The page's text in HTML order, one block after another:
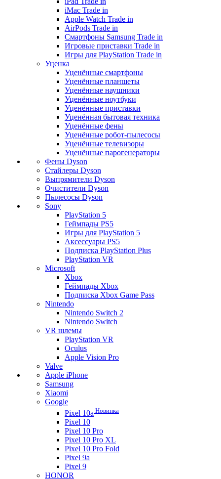
iMac Trade in
Apple Watch Trade in
AirPods Trade in
Смартфоны Samsung Trade in
Игровые приставки Trade in
Игры для PlayStation Trade in
Уценка
Уценённые смартфоны
Уценённые планшеты
Уценённые наушники
Уценённые ноутбуки
Уценённые приставки
Уценённая бытовая техника
Уценённые фены
Уценённые робот-пылесосы
Уценённые телевизоры
Уценённые парогенераторы
Фены Dyson
Стайлеры Dyson
Выпрямители Dyson
Очистители Dyson
Пылесосы Dyson
Sony
PlayStation 5
Геймпады PS5
Игры для PlayStation 5
Аксессуары PS5
Подписка PlayStation Plus
PlayStation VR
Microsoft
Xbox
Геймпады Xbox
Подписка Xbox Game Pass
Nintendo
Nintendo Switch 2
Nintendo Switch
VR шлемы
PlayStation VR
Oculus
Apple Vision Pro
Valve
Apple iPhone
Samsung
Xiaomi
Google
Pixel 10a Новинка
Pixel 10
Pixel 10 Pro
Pixel 10 Pro XL
Pixel 10 Pro Fold
Pixel 9a
Pixel 9
HONOR